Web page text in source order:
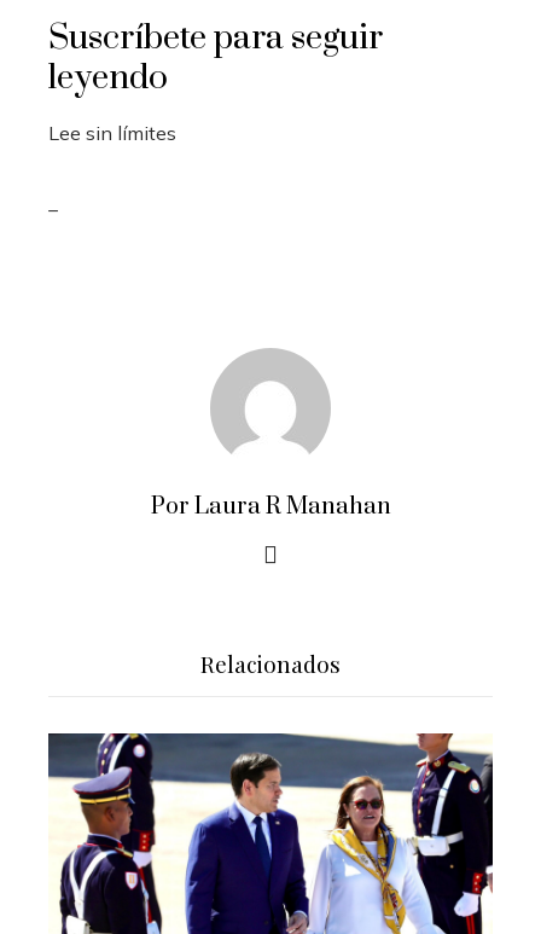
Suscríbete para seguir
leyendo
Lee sin límites
Por Laura R Manahan
Relacionados